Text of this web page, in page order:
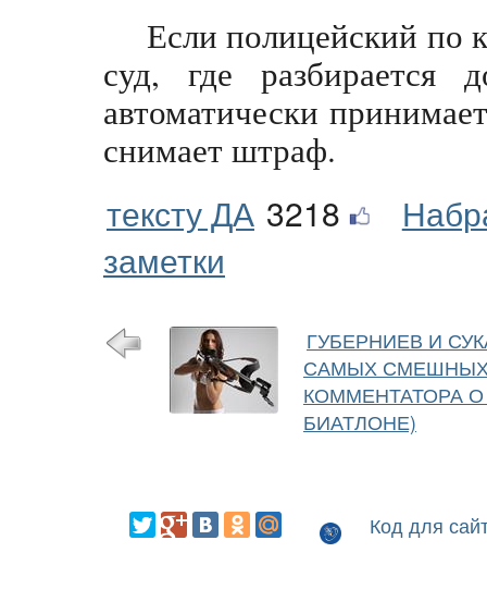
Если полицейский по
суд, где разбирается
автоматически
снимает штраф.
тексту ДА 3218
заметки
ГУБЕРНИЕВ И
САМЫХ
КОММЕНТАТОРА
БИАТЛОНЕ)
Код для